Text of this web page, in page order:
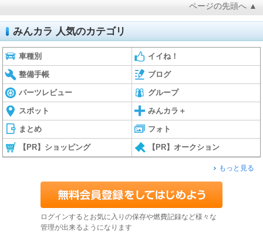
ページの先頭へ ▲
みんカラ 人気のカテゴリ
車種別 イイね！
整備手帳 ブログ
パーツレビュー グループ
スポット みんカラ＋
まとめ フォト
【PR】ショッピング 【PR】オークション
もっと見る
ログインするとお気に入りの保存や燃費記録など様々な
管理が出来るようになります